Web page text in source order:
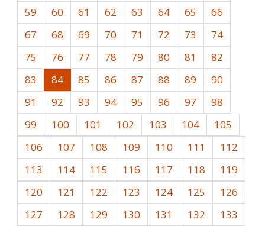
59
60 61 62 63 64 65
66
67
68 69 70 71 72 73
74
75
76 77 78 79 80 81
82
83
84 85 86 87 88 89
90
91
92 93 94 95 96 97
98
99
100 101 102 103 104
105
106
107 108 109 110 111
112
113
114 115 116 117 118
119
120
121 122 123 124 125
126
127
128 129 130 131 132
133